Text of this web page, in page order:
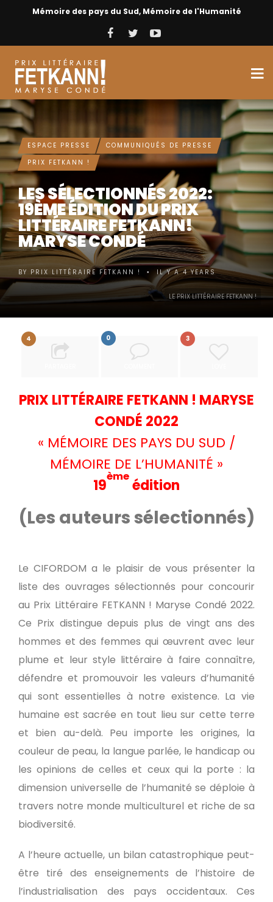
Mémoire des pays du Sud, Mémoire de l'Humanité
LE PRIX LITTÉRAIRE FETKANN !
ESPACE PRESSE
COMMUNIQUÉS DE PRESSE
PRIX FETKANN !
LES SÉLECTIONNÉS 2022:
19ÈME ÉDITION DU PRIX
LITTÉRAIRE FETKANN!
MARYSE CONDÉ
BY PRIX LITTÉRAIRE FETKANN ! • IL Y A 4 YEARS
4 0 3
PRIX LITTÉRAIRE FETKANN ! MARYSE
CONDÉ 2022
« MÉMOIRE DES PAYS DU SUD /
MÉMOIRE DE L’HUMANITÉ »
19ème édition
(Les auteurs sélectionnés)
Le CIFORDOM a le plaisir de vous présenter la
liste des ouvrages sélectionnés pour concourir
au Prix Littéraire FETKANN ! Maryse Condé 2022.
Ce Prix distingue depuis plus de vingt ans des
hommes et des femmes qui œuvrent avec leur
plume et leur style littéraire à faire connaître,
défendre et promouvoir les valeurs d’humanité
qui sont essentielles à notre existence. La vie
humaine est sacrée en tout lieu sur cette terre
et bien au-delà. Peu importe les origines, la
couleur de peau, la langue parlée, le handicap ou
les opinions de celles et ceux qui la porte : la
dimension universelle de l’humanité se déploie à
travers notre monde multiculturel et riche de sa
biodiversité.
A l’heure actuelle, un bilan catastrophique peut-
être tiré des enseignements de l’histoire de
l’industrialisation des pays occidentaux. Ces